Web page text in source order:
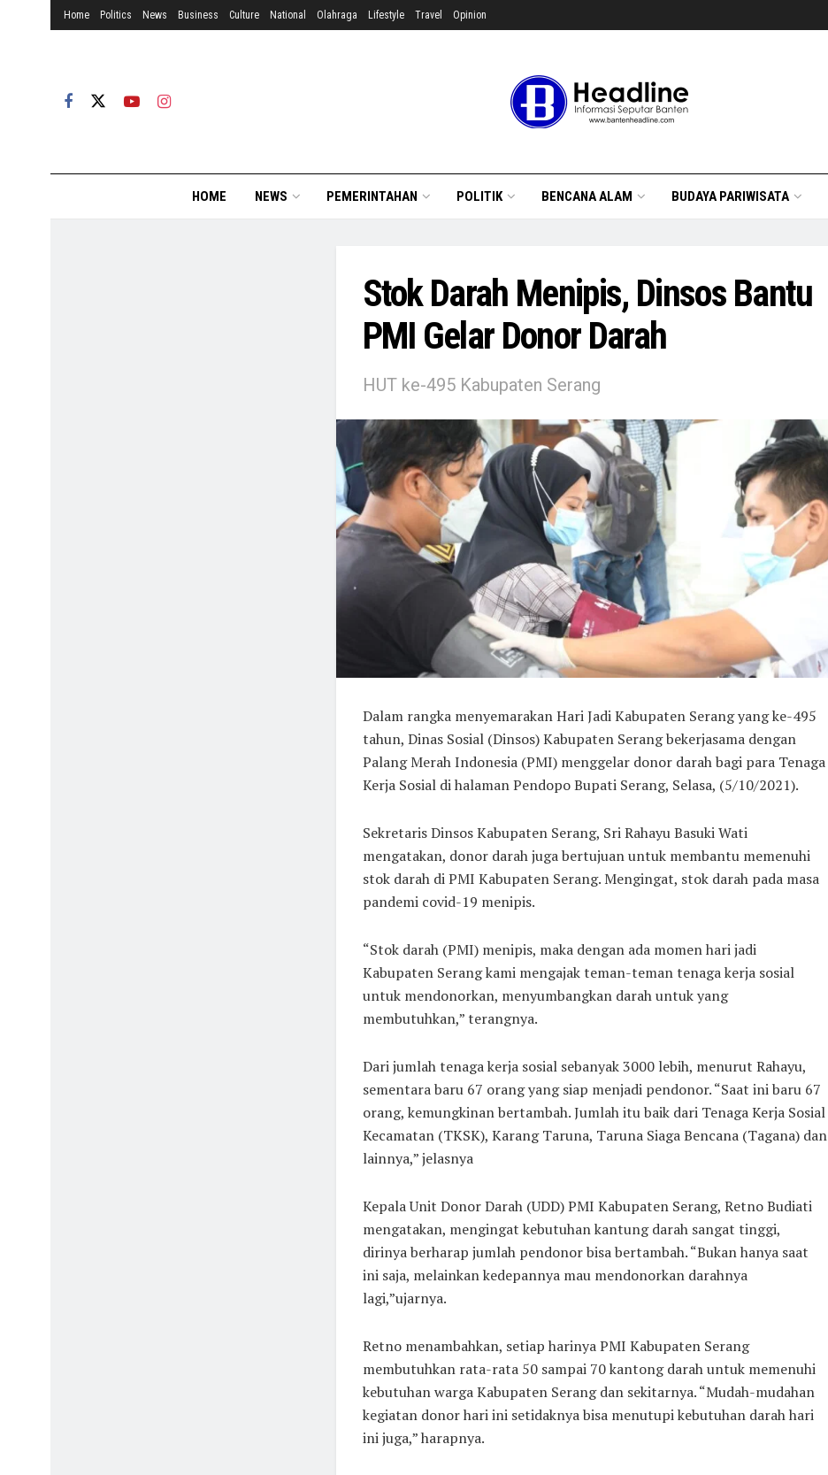
Home Politics News Business Culture National Olahraga Lifestyle Travel Opinion
HOME NEWS PEMERINTAHAN POLITIK BENCANA ALAM BUDAYA PARIWISATA
Stok Darah Menipis, Dinsos Bantu
PMI Gelar Donor Darah
HUT ke-495 Kabupaten Serang
Dalam rangka menyemarakan Hari Jadi Kabupaten Serang yang ke-495
tahun, Dinas Sosial (Dinsos) Kabupaten Serang bekerjasama dengan
Palang Merah Indonesia (PMI) menggelar donor darah bagi para Tenaga
Kerja Sosial di halaman Pendopo Bupati Serang, Selasa, (5/10/2021).
Sekretaris Dinsos Kabupaten Serang, Sri Rahayu Basuki Wati
mengatakan, donor darah juga bertujuan untuk membantu memenuhi
stok darah di PMI Kabupaten Serang. Mengingat, stok darah pada masa
pandemi covid-19 menipis.
“Stok darah (PMI) menipis, maka dengan ada momen hari jadi
Kabupaten Serang kami mengajak teman-teman tenaga kerja sosial
untuk mendonorkan, menyumbangkan darah untuk yang
membutuhkan,” terangnya.
Dari jumlah tenaga kerja sosial sebanyak 3000 lebih, menurut Rahayu,
sementara baru 67 orang yang siap menjadi pendonor. “Saat ini baru 67
orang, kemungkinan bertambah. Jumlah itu baik dari Tenaga Kerja Sosial
Kecamatan (TKSK), Karang Taruna, Taruna Siaga Bencana (Tagana) dan
lainnya,” jelasnya
Kepala Unit Donor Darah (UDD) PMI Kabupaten Serang, Retno Budiati
mengatakan, mengingat kebutuhan kantung darah sangat tinggi,
dirinya berharap jumlah pendonor bisa bertambah. “Bukan hanya saat
ini saja, melainkan kedepannya mau mendonorkan darahnya
lagi,”ujarnya.
Retno menambahkan, setiap harinya PMI Kabupaten Serang
membutuhkan rata-rata 50 sampai 70 kantong darah untuk memenuhi
kebutuhan warga Kabupaten Serang dan sekitarnya. “Mudah-mudahan
kegiatan donor hari ini setidaknya bisa menutupi kebutuhan darah hari
ini juga,” harapnya.